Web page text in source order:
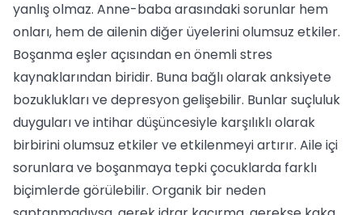
yanlış olmaz. Anne-baba arasındaki sorunlar hem
onları, hem de ailenin diğer üyelerini olumsuz etkiler.
Boşanma eşler açısından en önemli stres
kaynaklarından biridir. Buna bağlı olarak anksiyete
bozuklukları ve depresyon gelişebilir. Bunlar suçluluk
duyguları ve intihar düşüncesiyle karşılıklı olarak
birbirini olumsuz etkiler ve etkilenmeyi artırır. Aile içi
sorunlara ve boşanmaya tepki çocuklarda farklı
biçimlerde görülebilir. Organik bir neden